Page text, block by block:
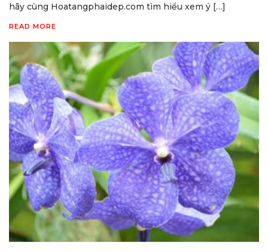
hãy cùng Hoatangphaidep.com tìm hiểu xem ý […]
READ MORE